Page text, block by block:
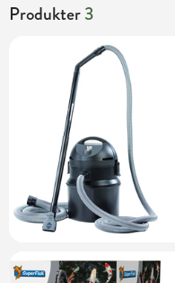
Produkter3